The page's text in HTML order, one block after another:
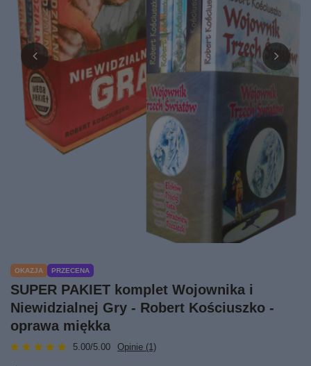
OKAZJA PRZECENA
SUPER PAKIET komplet Wojownika i
Niewidzialnej Gry - Robert Kościuszko -
oprawa miękka
5.00/5.00 Opinie (1)